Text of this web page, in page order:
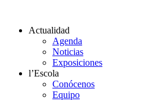
Actualidad
Agenda
Noticias
Exposiciones
l’Escola
Conócenos
Equipo